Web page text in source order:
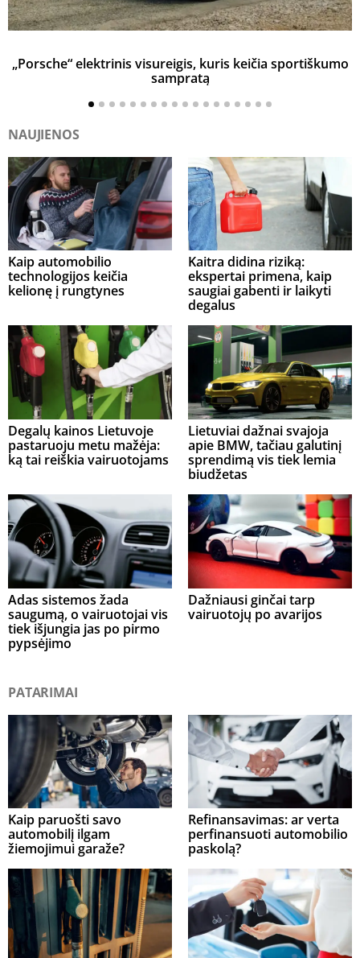
„Porsche“ elektrinis visureigis, kuris keičia sportiškumo
sampratą
NAUJIENOS
Kaip automobilio
technologijos keičia
kelionę į rungtynes
Kaitra didina riziką:
ekspertai primena, kaip
saugiai gabenti ir laikyti
degalus
Degalų kainos Lietuvoje
pastaruoju metu mažėja:
ką tai reiškia vairuotojams
Lietuviai dažnai svajoja
apie BMW, tačiau galutinį
sprendimą vis tiek lemia
biudžetas
Adas sistemos žada
saugumą, o vairuotojai vis
tiek išjungia jas po pirmo
pypsėjimo
Dažniausi ginčai tarp
vairuotojų po avarijos
PATARIMAI
Kaip paruošti savo
automobilį ilgam
žiemojimui garaže?
Refinansavimas: ar verta
perfinansuoti automobilio
paskolą?